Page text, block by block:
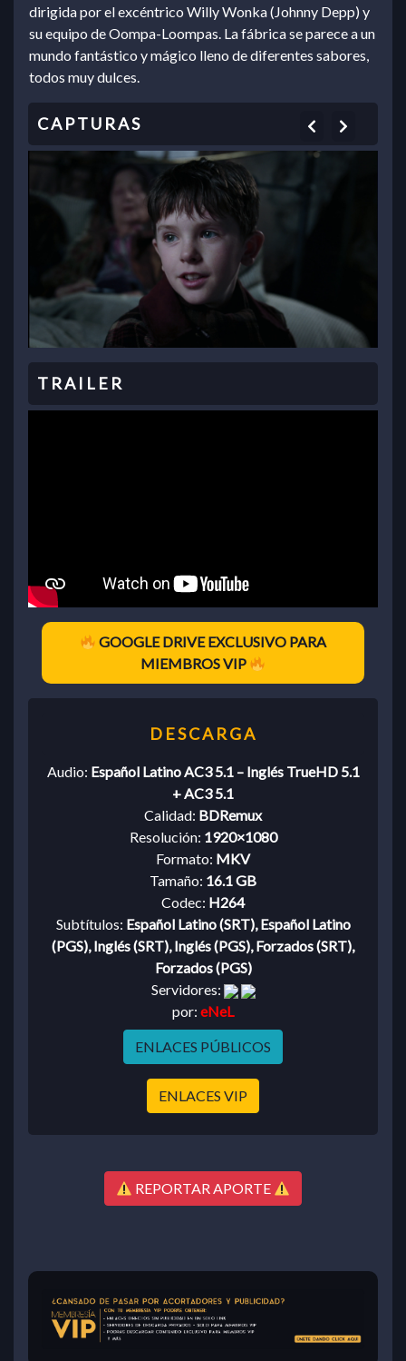
dirigida por el excéntrico Willy Wonka (Johnny Depp) y
su equipo de Oompa-Loompas. La fábrica se parece a un
mundo fantástico y mágico lleno de diferentes sabores,
todos muy dulces.
Previous
GOOGLE DRIVE EXCLUSIVO PARA
MIEMBROS VIP
Audio: Español Latino AC3 5.1 – Inglés TrueHD 5.1
+ AC3 5.1
Calidad: BDRemux
Resolución: 1920×1080
Formato: MKV
Tamaño: 16.1 GB
Codec: H264
Subtítulos: Español Latino (SRT), Español Latino
(PGS), Inglés (SRT), Inglés (PGS), Forzados (SRT),
Forzados (PGS)
Servidores:
por: eNeL
ENLACES PÚBLICOS
ENLACES VIP
REPORTAR APORTE